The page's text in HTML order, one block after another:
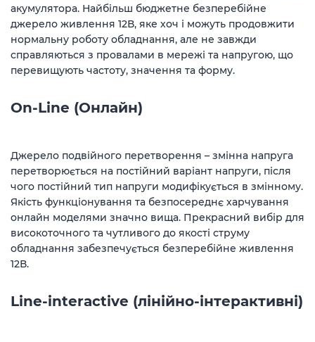
акумулятора. Найбільш бюджетне безперебійне
джерело живлення 12В, яке хоч і можуть продовжити
нормальну роботу обладнання, але не завжди
справляються з провалами в мережі та напругою, що
перевищують частоту, значення та форму.
On-Line (Онлайн)
Джерело подвійного перетворення – змінна напруга
перетворюється на постійний варіант напруги, після
чого постійний тип напруги модифікується в змінному.
Якість функціонування та безпосереднє харчування
онлайн моделями значно вища. Прекрасний вибір для
високоточного та чутливого до якості струму
обладнання забезпечується безперебійне живлення
12В.
Line-interactive (лінійно-інтерактивні)